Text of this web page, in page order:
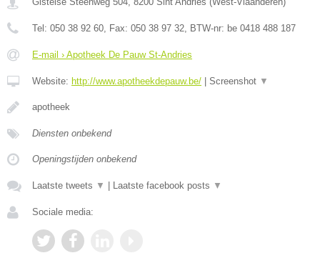
Tel: 050 38 92 60, Fax: 050 38 97 32, BTW-nr: be 0418 488 187
E-mail › Apotheek De Pauw St-Andries
Website: http://www.apotheekdepauw.be/ Screenshot ▼
apotheek
Diensten onbekend
Openingstijden onbekend
Laatste tweets ▼ Laatste facebook posts ▼
Sociale media: